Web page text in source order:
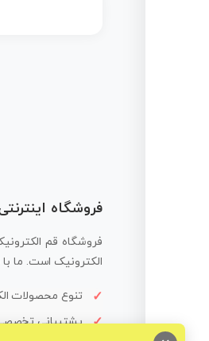
فروشگاه
فروشگاه قم
الکترونیک است. ما
تنوع محصولات
پشتیبانی